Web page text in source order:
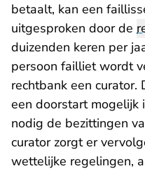
betaalt, kan een
uitgesproken door de
duizenden keren per
persoon failliet wordt
rechtbank een curator.
een doorstart mogelijk
nodig de bezittingen
curator zorgt er
wettelijke regelingen,